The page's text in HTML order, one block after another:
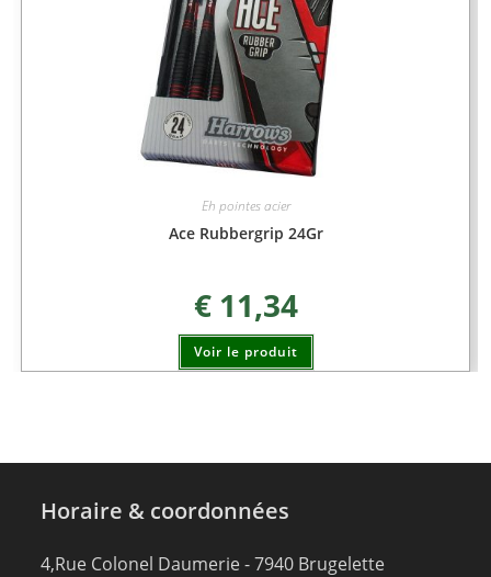
Eh pointes acier
Ace Rubbergrip 24Gr
€11,34
Voir le produit
Horaire & coordonnées
4,Rue Colonel Daumerie - 7940 Brugelette